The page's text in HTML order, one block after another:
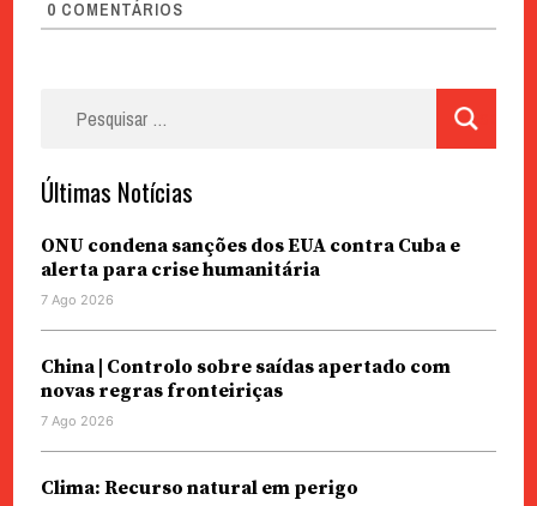
0 COMENTÁRIOS
Últimas Notícias
ONU condena sanções dos EUA contra Cuba e
alerta para crise humanitária
7 Ago 2026
China | Controlo sobre saídas apertado com
novas regras fronteiriças
7 Ago 2026
Clima: Recurso natural em perigo